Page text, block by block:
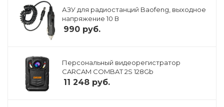
АЗУ для радиостанций Baofeng, выходное
напряжение 10 В
990 руб.
Персональный видеорегистратор
CARCAM COMBAT 2S 128Gb
11 248 руб.